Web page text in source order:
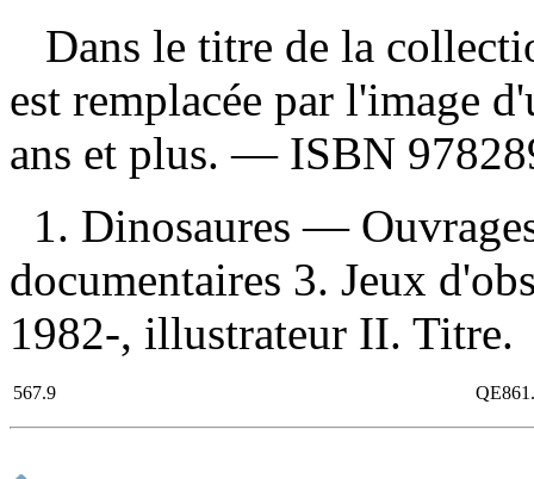
Dans le titre de la
est remplacée par l'image
ans et plus. — ISBN
1. Dinosaures —
documentaires 3. Jeux
1982-, illustrateur II. Titre.
567.9